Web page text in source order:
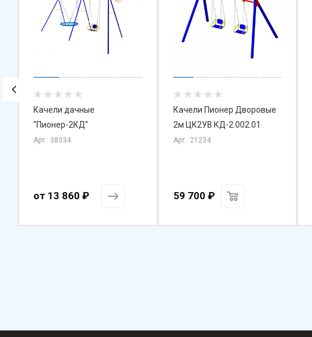
Качели дачные
"Пионер-2КД"
Арт.: 38334
от 13 860 ₽
Качели Пионер Дворовые
2м ЦК2УВ КД-2.002.01
Арт.: 21234
59 700 ₽